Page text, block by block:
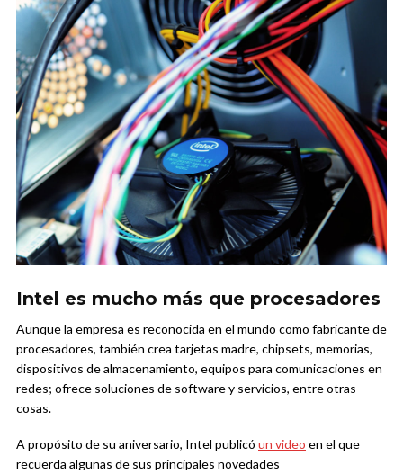
Intel es mucho más que procesadores
Aunque la empresa es reconocida en el mundo como fabricante de
procesadores, también crea tarjetas madre, chipsets, memorias,
dispositivos de almacenamiento, equipos para comunicaciones en
redes; ofrece soluciones de software y servicios, entre otras
cosas.
A propósito de su aniversario, Intel publicó un video en el que
recuerda algunas de sus principales novedades